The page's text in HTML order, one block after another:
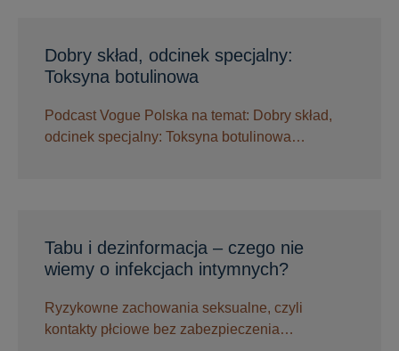
Dobry skład, odcinek specjalny:
Toksyna botulinowa
Podcast Vogue Polska na temat: Dobry skład,
odcinek specjalny: Toksyna botulinowa…
Tabu i dezinformacja – czego nie
wiemy o infekcjach intymnych?
Ryzykowne zachowania seksualne, czyli
kontakty płciowe bez zabezpieczenia…